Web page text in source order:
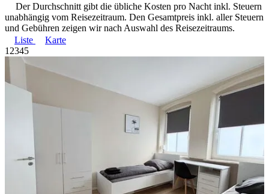
Der Durchschnitt gibt die übliche Kosten pro Nacht inkl. Steuern
unabhängig vom Reisezeitraum. Den Gesamtpreis inkl. aller Steuern
und Gebühren zeigen wir nach Auswahl des Reisezeitraums.
Liste
Karte
1 2345